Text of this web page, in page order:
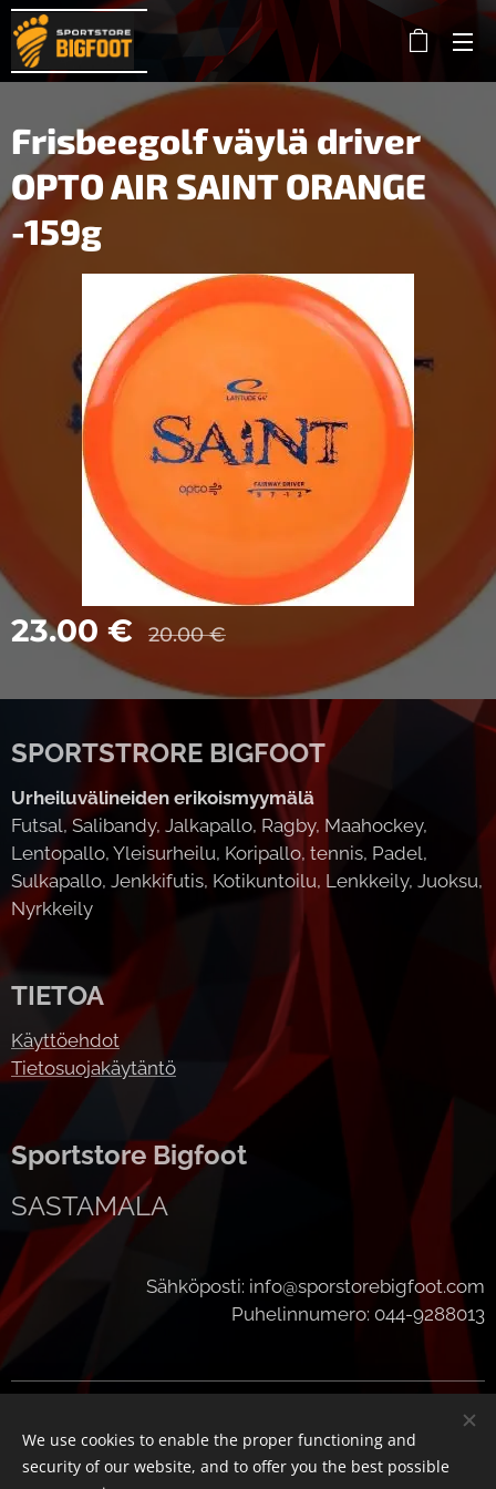
Frisbeegolf väylä driver
OPTO AIR SAINT ORANGE
-159g
23.00 € 20.00€
SPORTSTRORE BIGFOOT
Urheiluvälineiden erikoismyymälä
Futsal, Salibandy, Jalkapallo, Ragby, Maahockey,
Lentopallo, Yleisurheilu, Koripallo, tennis, Padel,
Sulkapallo, Jenkkifutis, Kotikuntoilu, Lenkkeily, Juoksu,
Nyrkkeily
TIETOA
Käyttöehdot
Tietosuojakäytäntö
Sportstore Bigfoot
SASTAMALA
Sähköposti: info@sporstorebigfoot.com
Puhelinnumero: 044-9288013
Languages
Suomi
English
We use cookies to enable the proper functioning and
security of our website, and to offer you the best possible